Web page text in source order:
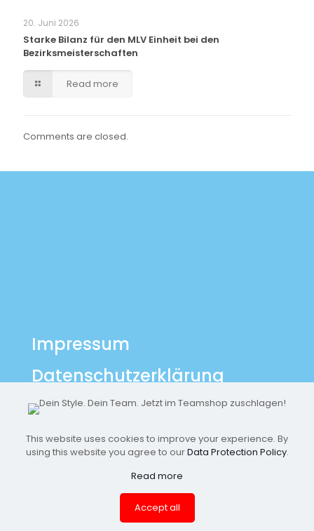
20. Juni 2026
Starke Bilanz für den MLV Einheit bei den
Bezirksmeisterschaften
Read more
Comments are closed.
Impressum
Datenschutzerklärung
Archiv
This website uses cookies to improve your experience. By
using this website you agree to ourData Protection Policy.
Read more
Accept all